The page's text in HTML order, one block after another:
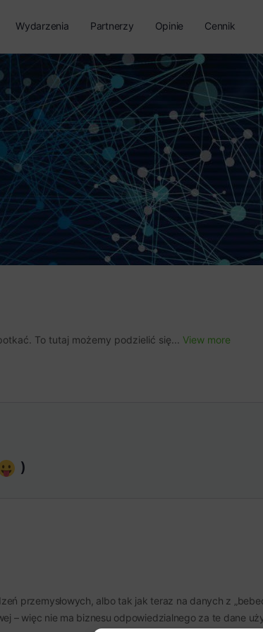
Wydarzenia Partnerzy Opinie Cennik
To tutaj możemy podzielić się... View more
)
przemysłowych, albo tak jak teraz na danych z
– więc nie ma biznesu odpowiedzialnego za te dane